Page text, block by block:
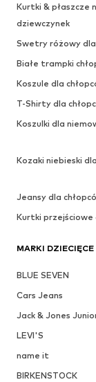
Kurtki & płaszcze
dziewczynek
Swetry różowy
Białe trampki
Koszule dla
T-Shirty dla
Koszulki dla
Kozaki niebieski
Jeansy dla
Kurtki przejściowe
MARKI DZIECIĘCE
BLUE SEVEN
Cars Jeans
Jack & Jones
LEVI'S
name it
BIRKENSTOCK